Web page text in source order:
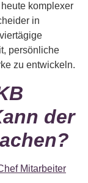
komplexer
in
persönliche
zu entwickeln.
der